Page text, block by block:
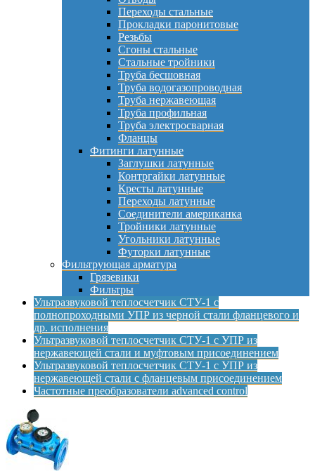
Переходы стальные
Прокладки паронитовые
Резьбы
Сгоны стальные
Стальные тройники
Труба бесшовная
Труба водогазопроводная
Труба нержавеющая
Труба профильная
Труба электросварная
Фланцы
Фитинги латунные
Заглушки латунные
Контргайки латунные
Кресты латунные
Переходы латунные
Соединители американка
Тройники латунные
Угольники латунные
Футорки латунные
Фильтрующая арматура
Грязевики
Фильтры
Ультразвуковой теплосчетчик СТУ-1 с
полнопроходными УПР из черной стали фланцевого и
др. исполнения
Ультразвуковой теплосчетчик СТУ-1 с УПР из
нержавеющей стали и муфтовым присоединением
Ультразвуковой теплосчетчик СТУ-1 с УПР из
нержавеющей стали с фланцевым присоединением
Частотные преобразователи advanced control